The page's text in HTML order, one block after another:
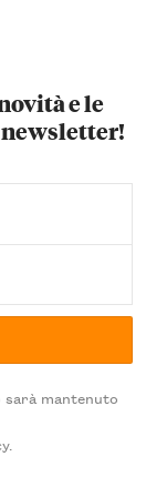
e le
sarà mantenuto